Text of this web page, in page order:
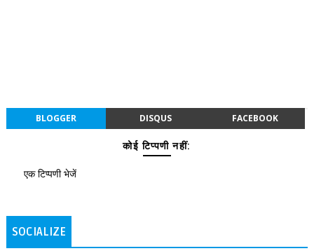
BLOGGER DISQUS FACEBOOK
कोई टिप्पणी नहीं:
एक टिप्पणी भेजें
SOCIALIZE